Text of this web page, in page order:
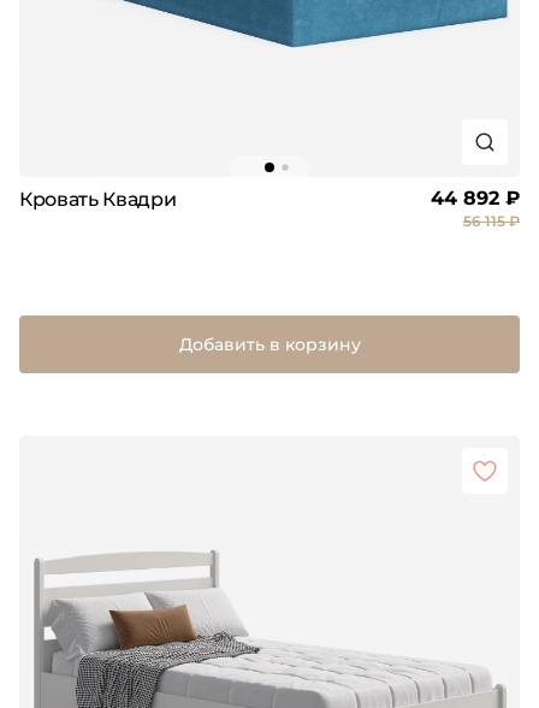
Кровать Квадри 44 892 ₽
56 115 ₽
Добавить в корзину